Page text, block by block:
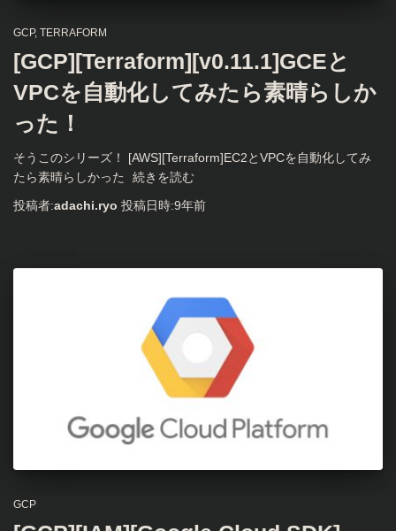
GCP TERRAFORM
[GCP][Terraform][v0.11.1]GCEと
VPCを自動化してみたら素晴らしか
った！
そうこのシリーズ！ [AWS][Terraform]EC2とVPCを自動化してみ
たら素晴らしかった
続きを読む
投稿者:adachi.ryo 投稿日時:9年前
GCP